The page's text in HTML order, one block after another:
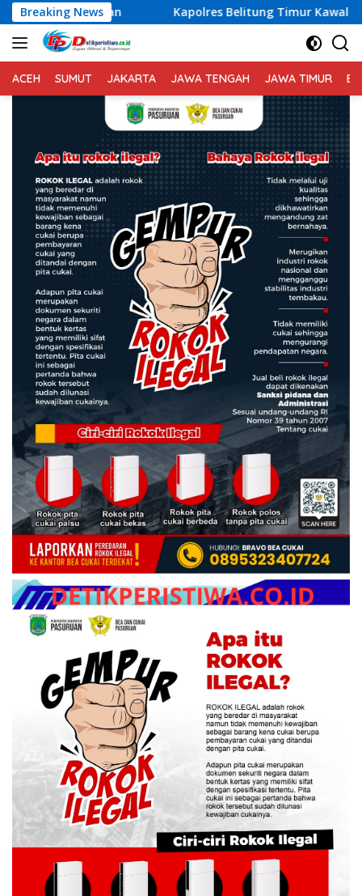
Langsung
ke
konten
Breaking News
Kapolres Belitung Timur Kawal Aspirasi Unjuk Rasa
ACEH SUMUT JAKARTA JAWA TENGAH JAWA TIMUR